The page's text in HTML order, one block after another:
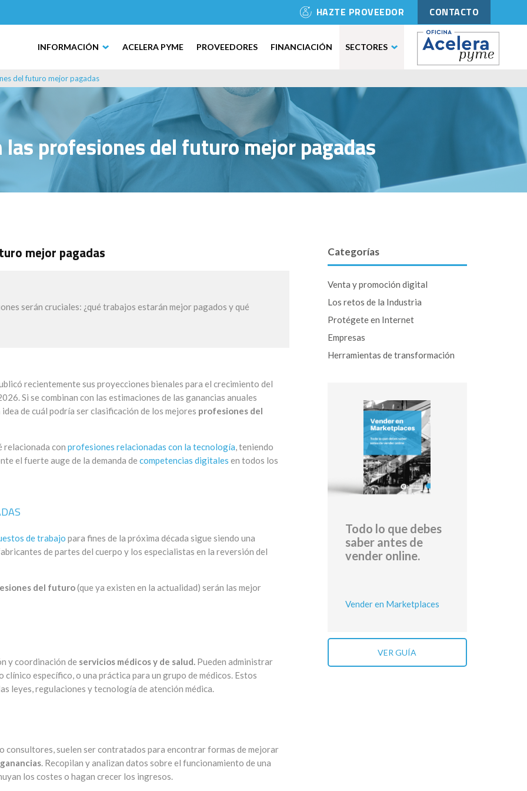
HAZTE PROVEEDOR CONTACTO
INFORMACIÓN ACELERA PYME PROVEEDORES FINANCIACIÓN SECTORES
del futuro mejor pagadas
las profesiones del futuro mejor pagadas
mejor pagadas
serán cruciales: ¿qué trabajos estarán mejor pagados y qué
recientemente sus proyecciones bienales para el crecimiento del
Si se combinan con las estimaciones de las ganancias anuales
de cuál podría ser clasificación de los mejores profesiones del
relacionada con profesiones relacionadas con la tecnología, teniendo
el fuerte auge de la demanda de competencias digitales en todos los
de trabajo para fines de la próxima década sigue siendo una
de partes del cuerpo y los especialistas en la reversión del
del futuro(que ya existen en la actualidad) serán las mejor
y coordinación de servicios médicos y de salud. Pueden administrar
específico, o una práctica para un grupo de médicos. Estos
leyes, regulaciones y tecnología de atención médica.
consultores, suelen ser contratados para encontrar formas de mejorar
. Recopilan y analizan datos sobre el funcionamiento de una
los costes o hagan crecer los ingresos.
Categorías
Venta y promoción digital
Los retos de la Industria
Protégete en Internet
Empresas
Herramientas de transformación
Todo lo que debes
saber antes de
vender online.
Vender en Marketplaces
VER GUÍA